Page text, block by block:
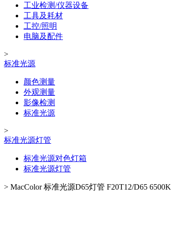
工业检测/仪器设备
工具及耗材
工控/照明
电脑及配件
>
标准光源
颜色测量
外观测量
影像检测
标准光源
>
标准光源灯管
标准光源对色灯箱
标准光源灯管
> MacColor 标准光源D65灯管 F20T12/D65 6500K